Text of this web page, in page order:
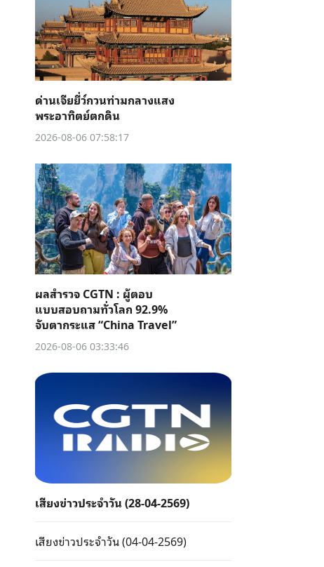
ด่านเจียยี่ว์กวนท่ามกลางแสง
พระอาทิตย์ตกดิน
2026-08-06 07:58:17
ผลสำรวจ CGTN : ผู้ตอบ
แบบสอบถามทั่วโลก 92.9%
จับตากระแส “China Travel”
2026-08-06 03:33:46
เสียงข่าวประจำวัน (28-04-2569)
เสียงข่าวประจำวัน (04-04-2569)